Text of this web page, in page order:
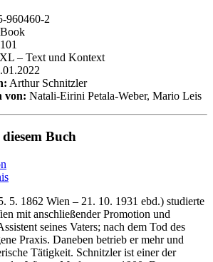
960460-2
– Text und Kontext
Arthur Schnitzler
von: Natali-Eirini Petala-Weber, Mario Leis
Buch
5. 1862 Wien – 21. 10. 1931 ebd.) studierte
mit anschließender Promotion und
seines Vaters; nach dem Tod des
Praxis. Daneben betrieb er mehr und
Tätigkeit. Schnitzler ist einer der